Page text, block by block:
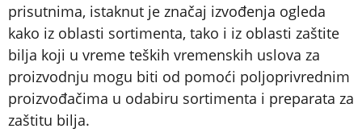
prisutnima, istaknut je značaj izvođenja ogleda
kako iz oblasti sortimenta, tako i iz oblasti zaštite
bilja koji u vreme teških vremenskih uslova za
proizvodnju mogu biti od pomoći poljoprivrednim
proizvođačima u odabiru sortimenta i preparata za
zaštitu bilja.